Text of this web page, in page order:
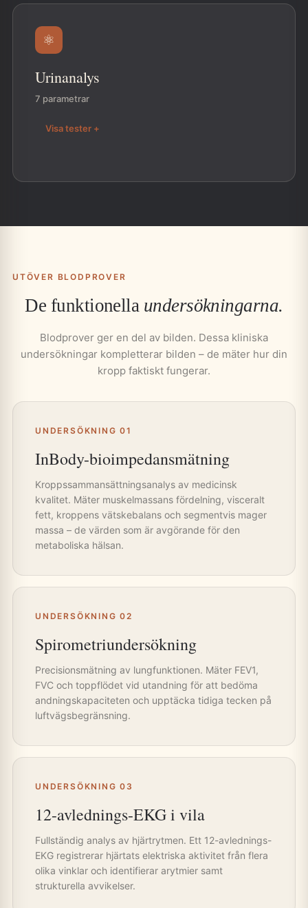
⚛
Urinanalys
7 parametrar
Visa tester +
UTÖVER BLODPROVER
De funktionella undersökningarna.
Blodprover ger en del av bilden. Dessa kliniska
undersökningar kompletterar bilden – de mäter hur din
kropp faktiskt fungerar.
UNDERSÖKNING 01
InBody-bioimpedansmätning
Kroppssammansättningsanalys av medicinsk
kvalitet. Mäter muskelmassans fördelning, visceralt
fett, kroppens vätskebalans och segmentvis mager
massa – de värden som är avgörande för den
metaboliska hälsan.
UNDERSÖKNING 02
Spirometriundersökning
Precisionsmätning av lungfunktionen. Mäter FEV1,
FVC och toppflödet vid utandning för att bedöma
andningskapaciteten och upptäcka tidiga tecken på
luftvägsbegränsning.
UNDERSÖKNING 03
12-avlednings-EKG i vila
Fullständig analys av hjärtrytmen. Ett 12-avlednings-
EKG registrerar hjärtats elektriska aktivitet från flera
olika vinklar och identifierar arytmier samt
strukturella avvikelser.